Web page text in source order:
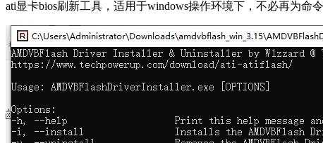
ati显卡bios刷新工具，适用于windows操作环境下，不必再为命